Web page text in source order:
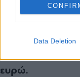
Data Deletion
Τα μέλη της
παράνομες
αποκόμισαν
ευρώ.